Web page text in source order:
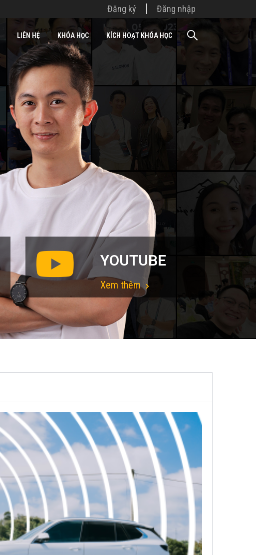
Đăng ký Đăng nhập
LIÊN HỆ KHÓA HỌC KÍCH HOẠT KHÓA HỌC
YOUTUBE
Xem thêm